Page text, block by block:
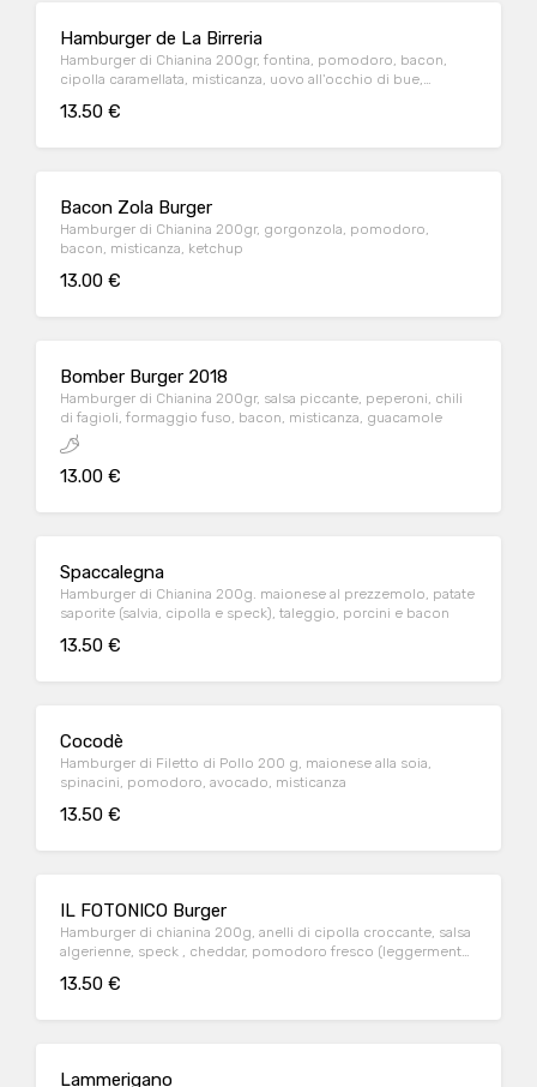
Hamburger de La Birreria
Hamburger di Chianina 200gr, fontina, pomodoro, bacon,
cipolla caramellata, misticanza, uovo all'occhio di bue,
13.50 €
Bacon Zola Burger
Hamburger di Chianina 200gr, gorgonzola, pomodoro,
bacon, misticanza, ketchup
13.00 €
Bomber Burger 2018
Hamburger di Chianina 200gr, salsa piccante, peperoni, chili
di fagioli, formaggio fuso, bacon, misticanza, guacamole
13.00 €
Spaccalegna
Hamburger di Chianina 200g. maionese al prezzemolo, patate
saporite (salvia, cipolla e speck), taleggio, porcini e bacon
13.50 €
Cocodè
Hamburger di Filetto di Pollo 200 g, maionese alla soia,
spinacini, pomodoro, avocado, misticanza
13.50 €
IL FOTONICO Burger
Hamburger di chianina 200g, anelli di cipolla croccante, salsa
algerienne, speck , cheddar, pomodoro fresco (leggermente
13.50 €
Lammerigano